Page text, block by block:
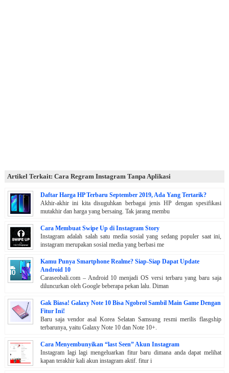
Artikel Terkait: Cara Regram Instagram Tanpa Aplikasi
Daftar Harga HP Terbaru September 2019, Ada Yang Tertarik?
Akhir-akhir ini kita disuguhkan berbagai jenis HP dengan spesifikasi
mutakhir dan harga yang bersaing. Tak jarang membu
Cara Membuat Swipe Up di Instagram Story
Instagram adalah salah satu media sosial yang sedang populer saat ini,
instagram merupakan sosial media yang berbasi me
Kamu Punya Smartphone Realme? Siap-Siap Dapat Update
Android 10
Caraseobali.com – Android 10 menjadi OS versi terbaru yang baru saja
diluncurkan oleh Google beberapa pekan lalu. Diman
Gak Biasa! Galaxy Note 10 Bisa Ngobrol Sambil Main Game Dengan
Fitur Ini!
Baru saja vendor asal Korea Selatan Samsung resmi merilis flasgship
terbarunya, yaitu Galaxy Note 10 dan Note 10+.
Cara Menyembunyikan “last Seen” Akun Instagram
Instagram lagi lagi mengeluarkan fitur baru dimana anda dapat melihat
kapan terakhir kali akun instagram aktif. fitur i